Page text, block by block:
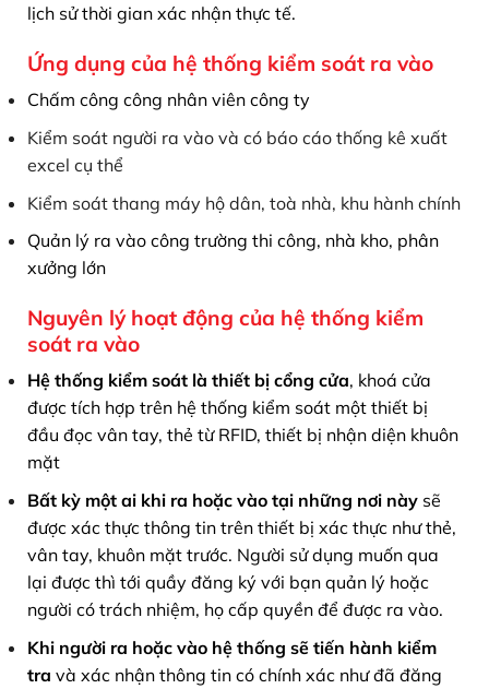
lịch sử thời gian xác nhận thực tế.
Ứng dụng của hệ thống kiểm soát ra vào
Chấm công công nhân viên công ty
Kiểm soát người ra vào và có báo cáo thống kê xuất
excel cụ thể
Kiểm soát thang máy hộ dân, toà nhà, khu hành chính
Quản lý ra vào công trường thi công, nhà kho, phân
xưởng lớn
Nguyên lý hoạt động của hệ thống kiểm
soát ra vào
Hệ thống kiểm soát là thiết bị cổng cửa, khoá cửa
được tích hợp trên hệ thống kiểm soát một thiết bị
đầu đọc vân tay, thẻ từ RFID, thiết bị nhận diện khuôn
mặt
Bất kỳ một ai khi ra hoặc vào tại những nơi này sẽ
được xác thực thông tin trên thiết bị xác thực như thẻ,
vân tay, khuôn mặt trước. Người sử dụng muốn qua
lại được thì tới quầy đăng ký với bạn quản lý hoặc
người có trách nhiệm, họ cấp quyền để được ra vào.
Khi người ra hoặc vào hệ thống sẽ tiến hành kiểm
tra và xác nhận thông tin có chính xác như đã đăng